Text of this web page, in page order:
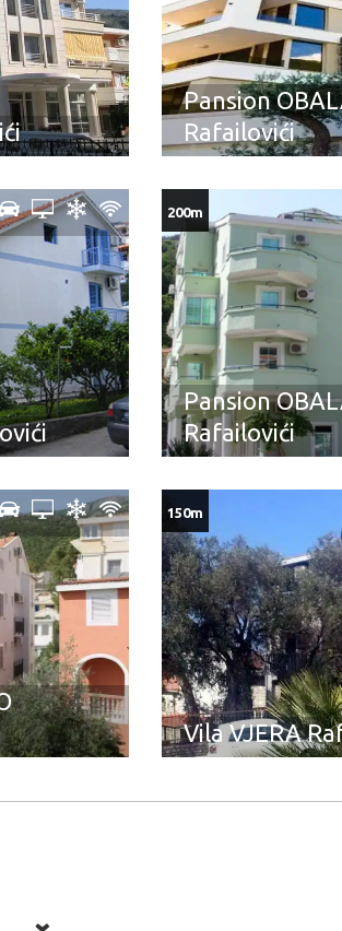
Pansion
Rafailovići
Pansion
Rafailovići
200m
Vila VJERA
150m